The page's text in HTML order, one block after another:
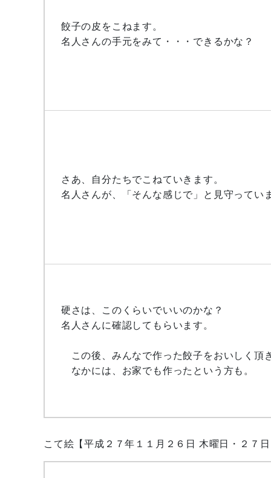
餃子の皮をこねます。
名人さんの手元をみて・・・できるかな？
さあ、自分たちでこねていきます。
名人さんが、「そんな感じで」と見守ってい
硬さは、このくらいでいいのかな？
名人さんに確認してもらいます。
この後、みんなで作った餃子をおいしく頂
なかには、お家でも作ったという方も。
こて絵【平成２７年１１月２６日 木曜日・２７